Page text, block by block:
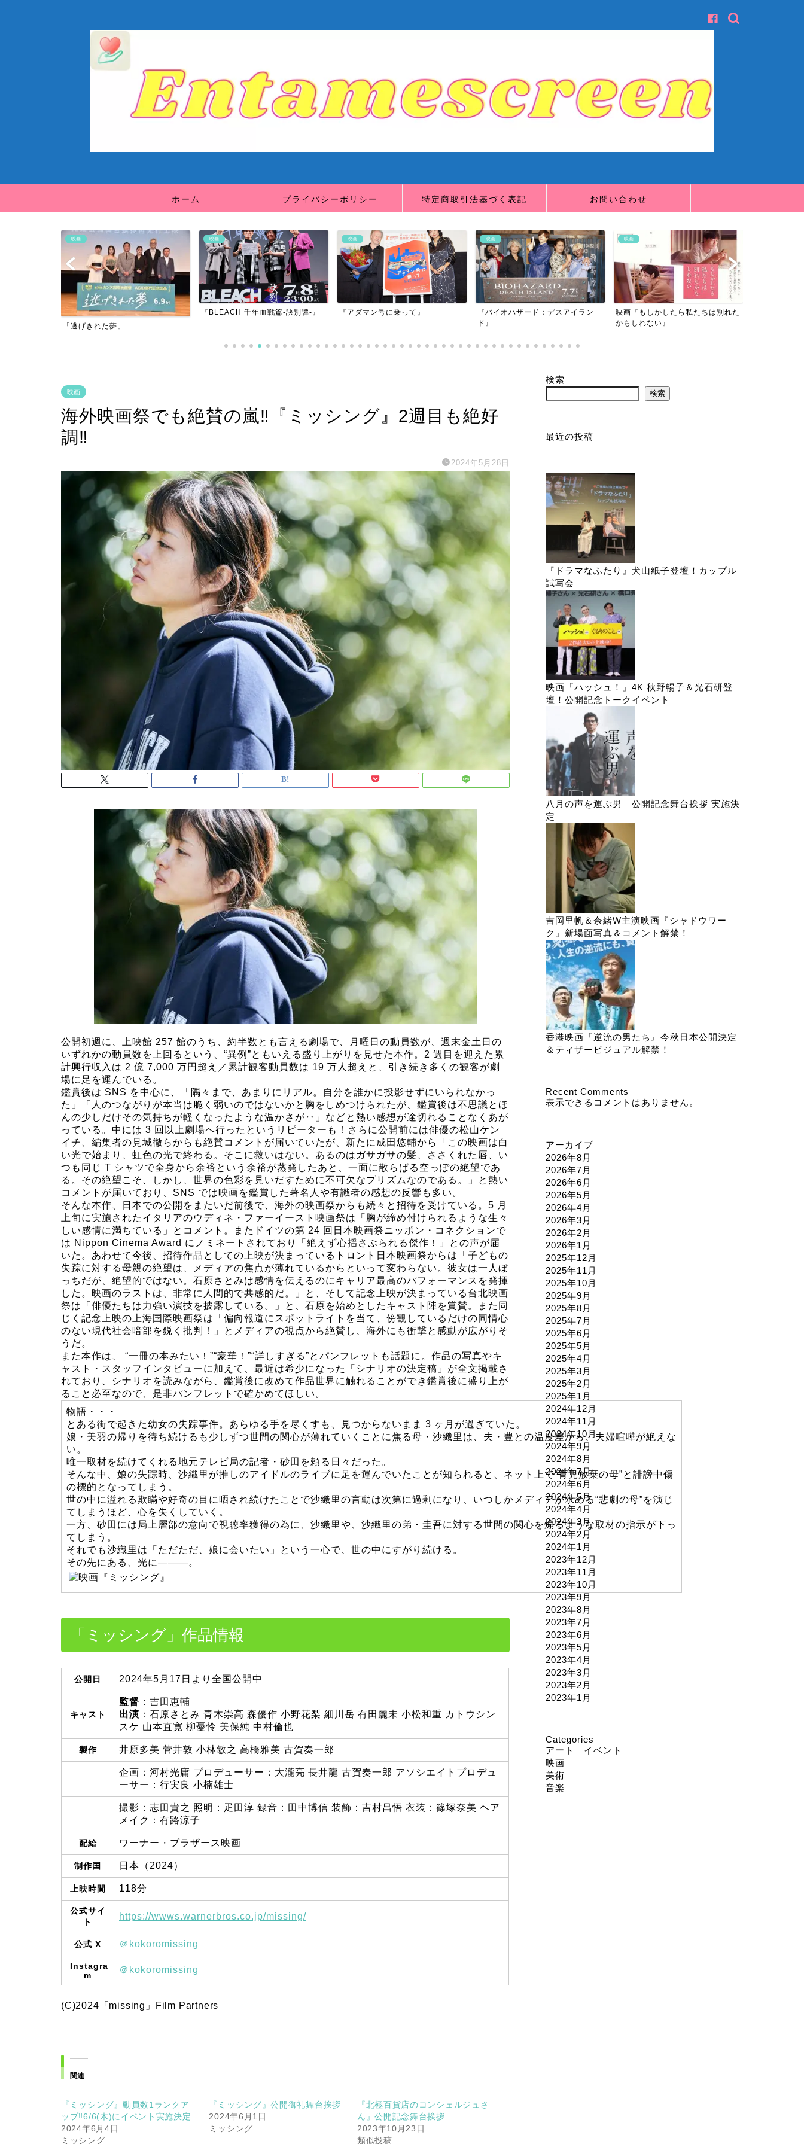
ホーム プライバシーポリシー 特定商取引法基づく表記 お問い合わせ
映画
『BLEACH 千年血戦篇-訣別譚-』
映画
『アダマン号に乗って』
映画
『バイオハザード：デスアイラン
映画
映画『もしかしたら私たちは別れた
かもしれない』
映画
『劇場版 美しい彼～eternal～』
映画
海外映画祭でも絶賛の嵐‼『ミッシング』2週目も絶好
調‼
2024年5月28日
公開初週に、上映館 257 館のうち、約半数とも言える劇場で、月曜日の動員数が、週末金土日の
いずれかの動員数を上回るという、“異例”ともいえる盛り上がりを見せた本作。2 週目を迎えた累
計興行収入は 2 億 7,000 万円超え／累計観客動員数は 19 万人超えと、引き続き多くの観客が劇
場に足を運んでいる。
鑑賞後は SNS を中心に、「隅々まで、あまりにリアル。自分を誰かに投影せずにいられなかっ
た」「人のつながりが本当は脆く弱いのではないかと胸をしめつけられたが、鑑賞後は不思議とほ
んの少しだけその気持ちが軽くなったような温かさが‥」などと熱い感想が途切れることなくあが
っている。中には 3 回以上劇場へ行ったというリピーターも！さらに公開前には俳優の松山ケン
イチ、編集者の見城徹らからも絶賛コメントが届いていたが、新たに成田悠輔から「この映画は白
い光で始まり、虹色の光で終わる。そこに救いはない。あるのはガサガサの髪、ささくれた唇、い
つも同じ T シャツで全身から余裕という余裕が蒸発したあと、一面に散らばる空っぽの絶望であ
る。その絶望こそ、しかし、世界の色彩を見いだすために不可欠なプリズムなのである。」と熱い
コメントが届いており、SNS では映画を鑑賞した著名人や有識者の感想の反響も多い。
そんな本作、日本での公開をまたいだ前後で、海外の映画祭からも続々と招待を受けている。5 月
上旬に実施されたイタリアのウディネ・ファーイースト映画祭は「胸が締め付けられるような生々
しい感情に満ちている」とコメント。またドイツの第 24 回日本映画祭ニッポン・コネクションで
は Nippon Cinema Award にノミネートされており「絶えず心揺さぶられる傑作！」との声が届
いた。あわせて今後、招待作品としての上映が決まっているトロント日本映画祭からは「子どもの
失踪に対する母親の絶望は、メディアの焦点が薄れているからといって変わらない。彼女は一人ぼ
っちだが、絶望的ではない。石原さとみは感情を伝えるのにキャリア最高のパフォーマンスを発揮
した。映画のラストは、非常に人間的で共感的だ。」と、そして記念上映が決まっている台北映画
祭は「俳優たちは力強い演技を披露している。」と、石原を始めとしたキャスト陣を賞賛。また同
じく記念上映の上海国際映画祭は「偏向報道にスポットライトを当て、傍観しているだけの同情心
のない現代社会暗部を鋭く批判！」とメディアの視点から絶賛し、海外にも衝撃と感動が広がりそ
うだ。
また本作は、 “一冊の本みたい！”“豪華！”“詳しすぎる”とパンフレットも話題に。作品の写真やキ
ャスト・スタッフインタビューに加えて、最近は希少になった「シナリオの決定稿」が全文掲載さ
れており、シナリオを読みながら、鑑賞後に改めて作品世界に触れることができ鑑賞後に盛り上が
ること必至なので、是非パンフレットで確かめてほしい。
物語・・・
とある街で起きた幼女の失踪事件。あらゆる手を尽くすも、見つからないまま 3 ヶ月が過ぎていた。
娘・美羽の帰りを待ち続けるも少しずつ世間の関心が薄れていくことに焦る母・沙織里は、夫・豊との温度差から、夫婦喧嘩が絶えな
い。
唯一取材を続けてくれる地元テレビ局の記者・砂田を頼る日々だった。
そんな中、娘の失踪時、沙織里が推しのアイドルのライブに足を運んでいたことが知られると、ネット上で“育児放棄の母”と誹謗中傷
の標的となってしまう。
世の中に溢れる欺瞞や好奇の目に晒され続けたことで沙織里の言動は次第に過剰になり、いつしかメディアが求める“悲劇の母”を演じ
てしまうほど、心を失くしていく。
一方、砂田には局上層部の意向で視聴率獲得の為に、沙織里や、沙織里の弟・圭吾に対する世間の関心を煽るような取材の指示が下っ
てしまう。
それでも沙織里は「ただただ、娘に会いたい」という一心で、世の中にすがり続ける。
その先にある、光に———。
「ミッシング」作品情報
公開日 2024年5月17日より全国公開中
キャスト
監督 ：吉田恵輔
出演 ：石原さとみ 青木崇高 森優作 小野花梨 細川岳 有田麗未 小松和重 カトウシン
スケ 山本直寛 柳憂怜 美保純 中村倫也
製作 井原多美 菅井敦 小林敏之 高橋雅美 古賀奏一郎
企画：河村光庸 プロデューサー：大瀧亮 長井龍 古賀奏一郎 アソシエイトプロデュ
ーサー：行実良 小楠雄士
撮影：志田貴之 照明：疋田淳 録音：田中博信 装飾：吉村昌悟 衣装：篠塚奈美 ヘア
メイク：有路涼子
配給 ワーナー・ブラザース映画
制作国 日本（2024）
上映時間 118分
公式サイ
ト
https://wwws.warnerbros.co.jp/missing/
公式 X ＠kokoromissing
Instagra
m
＠kokoromissing
(C)2024「missing」Film Partners
関連
『ミッシング』動員数1ランクア
ップ‼6/6(木)にイベント実施決定
2024年6月4日
ミッシング
『ミッシング』公開御礼舞台挨拶
2024年6月1日
ミッシング
『北極百貨店のコンシェルジュさ
ん』公開記念舞台挨拶
2023年10月23日
類似投稿
検索
検索
最近の投稿
『ドラマなふたり』犬山紙子登壇！カップル
試写会
映画『ハッシュ！』4K 秋野暢子＆光石研登
壇！公開記念トークイベント
八月の声を運ぶ男 公開記念舞台挨拶 実施決
定
吉岡里帆＆奈緒W主演映画『シャドウワー
ク』新場面写真＆コメント解禁！
香港映画『逆流の男たち』今秋日本公開決定
＆ティザービジュアル解禁！
Recent Comments
表示できるコメントはありません。
アーカイブ
2026年8月
2026年7月
2026年6月
2026年5月
2026年4月
2026年3月
2026年2月
2026年1月
2025年12月
2025年11月
2025年10月
2025年9月
2025年8月
2025年7月
2025年6月
2025年5月
2025年4月
2025年3月
2025年2月
2025年1月
2024年12月
2024年11月
2024年10月
2024年9月
2024年8月
2024年7月
2024年6月
2024年5月
2024年4月
2024年3月
2024年2月
2024年1月
2023年12月
2023年11月
2023年10月
2023年9月
2023年8月
2023年7月
2023年6月
2023年5月
2023年4月
2023年3月
2023年2月
2023年1月
Categories
アート イベント
映画
美術
音楽